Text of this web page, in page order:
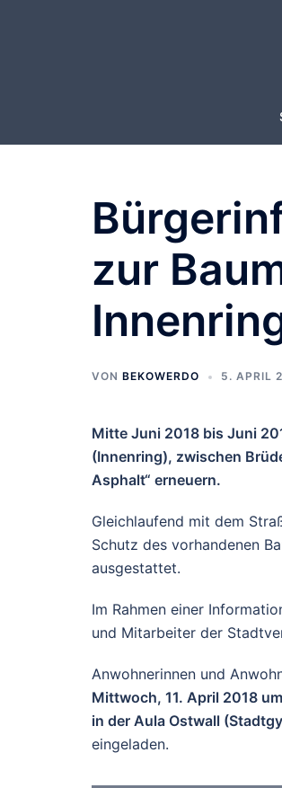
zur
VON BEKOWERDO 5. APRIL
Mitte Juni 2018 bis Juni
(Innenring), zwischen
Asphalt“ erneuern.
Gleichlaufend mit dem
Schutz des vorhandenen
ausgestattet.
Im Rahmen einer
und Mitarbeiter der
Anwohnerinnen und
Mittwoch, 11. April 2018
in der Aula Ostwall
eingeladen.